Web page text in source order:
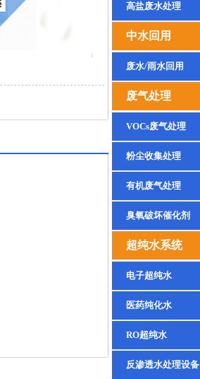
高盐废水处理
中水回用
废水/雨水回用
废气处理
VOCs废气处理
粉尘收集处理
有机废气处理
臭氧破坏催化剂
超纯水系统
电子超纯水
医药纯化水
RO超纯水
反渗透水处理设备